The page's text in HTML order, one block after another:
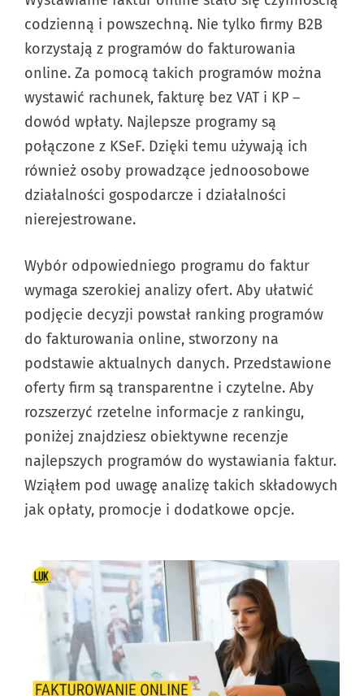
danych. Niepoddawajsie.pl działa zgodnie
z przepisami RODO.
W razie potrzeby przejdź na stronę
wybranej oferty i skorzystaj z pomocy
doradcy. Konsultant wytłumaczy wszystko
i przedstawi kompleksową ofertę.
innych produktów finansowych, które
widnieją w rankingach serwisu
Niepoddawajsie.pl. Dzięki temu masz
pewność, że prezentowane produkty są
nie tylko korzystne, ale też bezpieczne.
Serwis Niepoddawajsie.pl utrzymuje się
dzięki współpracy afiliacyjnej z
instytucjami finansowymi. Opinie na
stronie pozostają niezależne, a sposób
współpracy.
codzienną i powszechną. Nie tylko firmy B2B
korzystają z programów do fakturowania
online. Za pomocą takich programów można
wystawić rachunek, fakturę bez VAT i KP –
dowód wpłaty. Najlepsze programy są
połączone z KSeF. Dzięki temu używają ich
również osoby prowadzące jednoosobowe
działalności gospodarcze i działalności
nierejestrowane.
Wybór odpowiedniego programu do faktur
wymaga szerokiej analizy ofert. Aby ułatwić
podjęcie decyzji powstał ranking programów
do fakturowania online, stworzony na
podstawie aktualnych danych. Przedstawione
oferty firm są transparentne i czytelne. Aby
rozszerzyć rzetelne informacje z rankingu,
poniżej znajdziesz obiektywne recenzje
najlepszych programów do wystawiania faktur.
Wziąłem pod uwagę analizę takich składowych
jak opłaty, promocje i dodatkowe opcje.